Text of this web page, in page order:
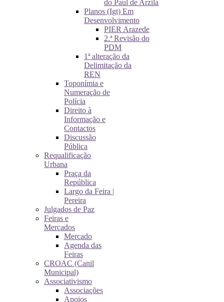
do Paul de Arzila
Planos (Igt) Em
Desenvolvimento
PIER Arazede
2.ª Revisão do
PDM
1ª alteração da
Delimitação da
REN
Toponímia e
Numeração de
Polícia
Direito à
Informação e
Contactos
Discussão
Pública
Requalificação
Urbana
Praça da
República
Largo da Feira |
Pereira
Julgados de Paz
Feiras e
Mercados
Mercado
Agenda das
Feiras
CROAC (Canil
Municipal)
Associativismo
Associações
Apoios